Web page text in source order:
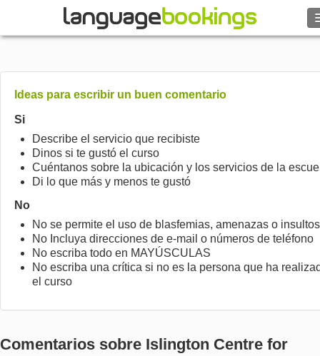
EXPLORAR
Identifícate
Moneda €
Idioma
Ideas para escribir un buen comentario
Si
Describe el servicio que recibiste
Dinos si te gustó el curso
Cuéntanos sobre la ubicación y los servicios de la
Di lo que más y menos te gustó
No
No se permite el uso de blasfemias, amenazas o insultos
No Incluya direcciones de e-mail o números de teléfono
No escriba todo en MAYÚSCULAS
No escriba una crítica si no es la persona que ha
el curso
Comentarios sobre Islington Centre for